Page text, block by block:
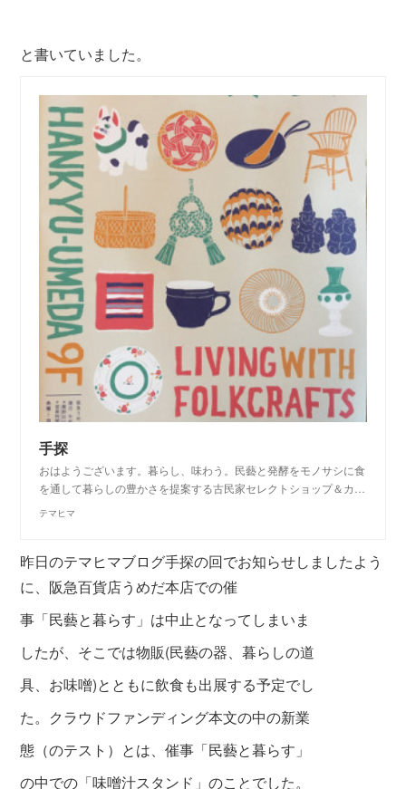
と書いていました。
手探
おはようございます。暮らし、味わう。民藝と発酵をモノサシに食
を通して暮らしの豊かさを提案する古民家セレクトショップ＆カ…
テマヒマ
昨日のテマヒマブログ手探の回でお知らせしましたよう
に、阪急百貨店うめだ本店での催
事「民藝と暮らす」は中止となってしまいま
したが、そこでは物販(民藝の器、暮らしの道
具、お味噌)とともに飲食も出展する予定でし
た。 クラウドファンディング本文の中の新業
態（のテスト）とは、催事「民藝と暮らす」
の中での「味噌汁スタンド」のことでした。